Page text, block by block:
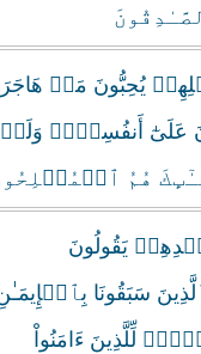
قَبۡلِهِمۡ يُحِبُّونَ مَنۡ
عَلَىٰٓ
هُمُ
يَقُولُونَ
سَبَقُونَا
لِّلَّذِينَ ءَامَنُواْ